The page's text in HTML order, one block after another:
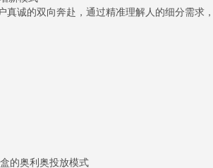
真诚的双向奔赴，通过精准理解人的细分需求
的奥利奥投放模式